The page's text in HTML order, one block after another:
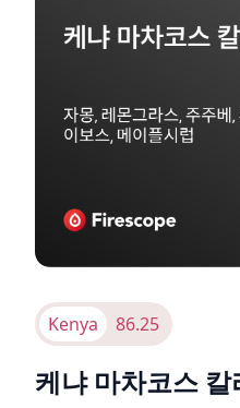
Kenya 86.25
케냐 마차코스